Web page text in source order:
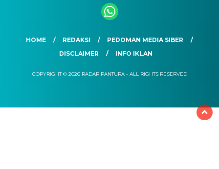
HOME REDAKSI
PEDOMAN MEDIA SIBER
DISCLAIMER
INFO IKLAN
COPYRIGHT © 2026 RADAR PANTURA - ALL RIGHTS RESERVED